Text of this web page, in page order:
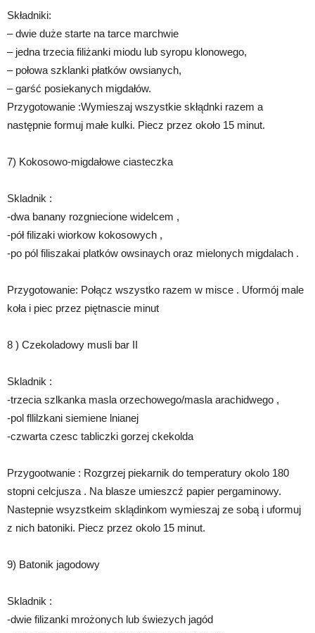
Składniki:
– dwie duże starte na tarce marchwie
– jedna trzecia filiżanki miodu lub syropu klonowego,
– połowa szklanki płatków owsianych,
– garść posiekanych migdałów.
Przygotowanie :Wymieszaj wszystkie skłądnki razem a
następnie formuj małe kulki. Piecz przez około 15 minut.
7) Kokosowo-migdałowe ciasteczka
Skladnik :
-dwa banany rozgniecione widelcem ,
-pół filizaki wiorkow kokosowych ,
-po pól filiszakai platków owsinaych oraz mielonych migdalach .
Przygotowanie: Połącz wszystko razem w misce . Uformój male
koła i piec przez piętnascie minut
8 ) Czekoladowy musli bar II
Skladnik :
-trzecia szlkanka masla orzechowego/masla arachidwego ,
-pol fllilzkani siemiene lnianej
-czwarta czesc tabliczki gorzej ckekolda
Przygootwanie : Rozgrzej piekarnik do temperatury okolo 180
stopni celcjusza . Na blasze umieszcź papier pergaminowy.
Nastepnie wsyzstkeim sklądinkom wymieszaj ze sobą i uformuj
z nich batoniki. Piecz przez okolo 15 minut.
9) Batonik jagodowy
Skladnik :
-dwie filizanki mrożonych lub świezych jagód